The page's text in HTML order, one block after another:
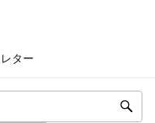
レター